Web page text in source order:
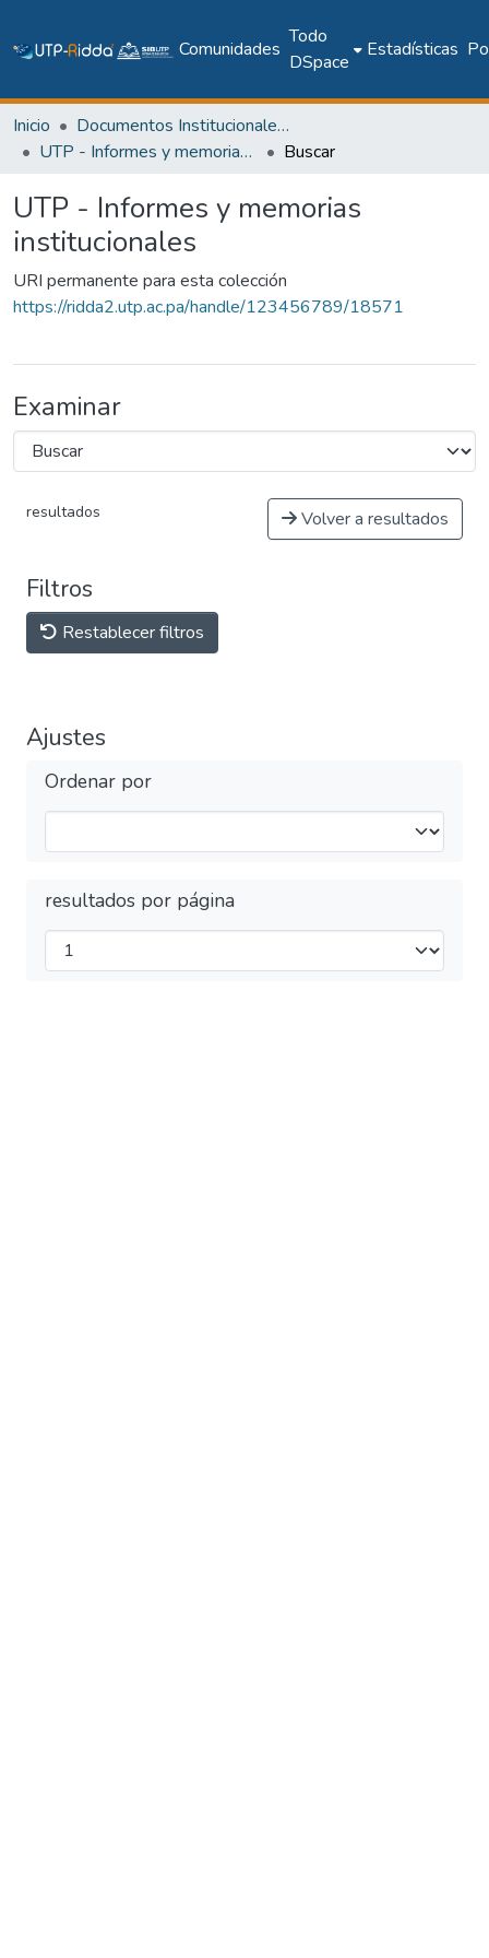
Comunidades
Todo
DSpace
Estadísticas
Inicio
Documentos Institucionales y Memoria Universitaria
UTP - Informes y memorias institucionales
Buscar
UTP - Informes y memorias
institucionales
URI permanente para esta colección
https://ridda2.utp.ac.pa/handle/123456789/18571
Examinar
resultados Volver a resultados
Filtros
Restablecer filtros
Ajustes
Ordenar por
resultados por página